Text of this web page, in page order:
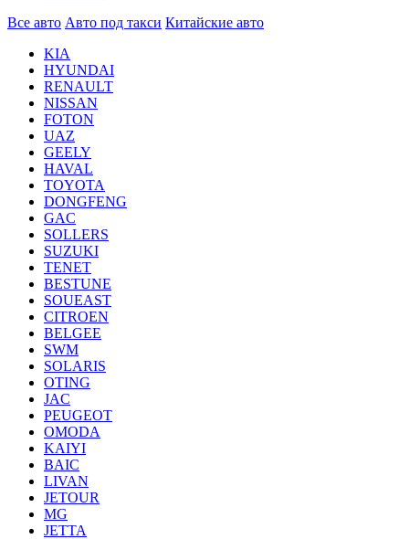
Все авто Авто под такси Китайские авто
KIA
HYUNDAI
RENAULT
NISSAN
FOTON
UAZ
GEELY
HAVAL
TOYOTA
DONGFENG
GAC
SOLLERS
SUZUKI
TENET
BESTUNE
SOUEAST
CITROEN
BELGEE
SWM
SOLARIS
OTING
JAC
PEUGEOT
OMODA
KAIYI
BAIC
LIVAN
JETOUR
MG
JETTA